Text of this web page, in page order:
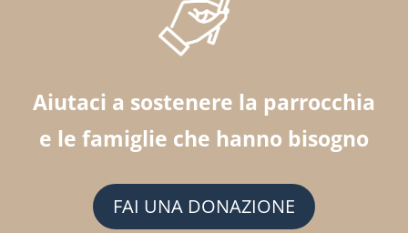
Aiutaci a sostenere la parrocchia
e le famiglie che hanno bisogno
FAI UNA DONAZIONE